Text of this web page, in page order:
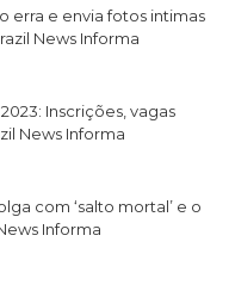
erra e envia fotos intimas
News Informa
Inscrições, vagas
News Informa
com ‘salto mortal’ e o
Informa